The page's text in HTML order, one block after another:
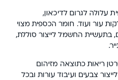
עלולה לגרום לדיכאון,
עור ועוד. חומר הכספית מצוי
בתעשיית החשמל לייצור סוללת,
ריאות כתוצאה מזיהום
צבעים ועיבוד עורות ובכל